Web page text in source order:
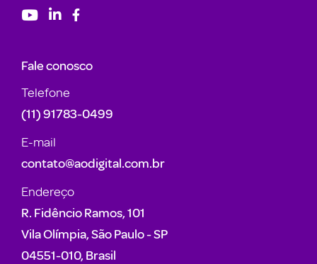
Fale conosco
Telefone
(11) 91783-0499
E-mail
contato@aodigital.com.br
Endereço
R. Fidêncio Ramos, 101
Vila Olímpia, São Paulo - SP
04551-010, Brasil